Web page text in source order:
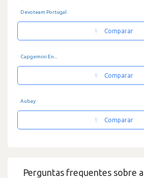
Perguntas frequentes sobre
Devoteam Portugal
Comparar
Capgemini En...
Comparar
Aubay
Comparar